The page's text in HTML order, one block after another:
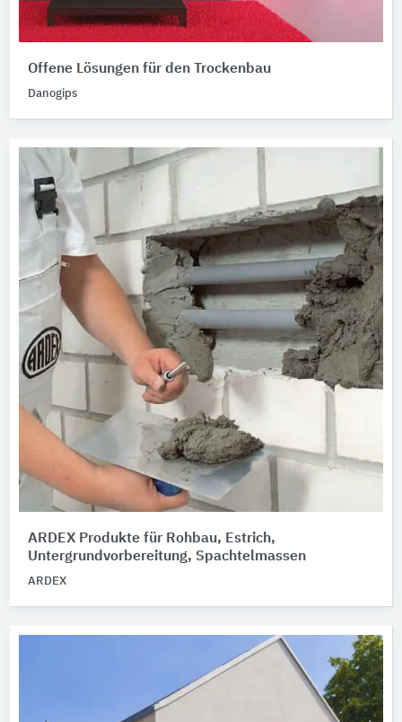
Offene Lösungen für den Trockenbau
Danogips
ARDEX Produkte für Rohbau, Estrich,
Untergrundvorbereitung, Spachtelmassen
ARDEX